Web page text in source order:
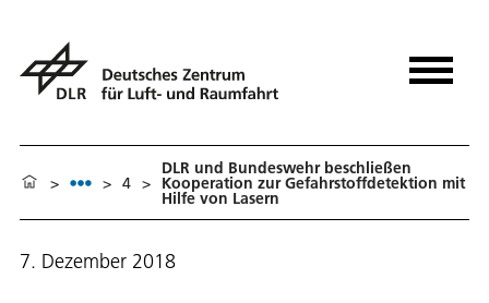
> > 4 >
DLR und Bundeswehr beschließen
Kooperation zur Gefahrstoffdetektion mit
Hilfe von Lasern
7. Dezember 2018